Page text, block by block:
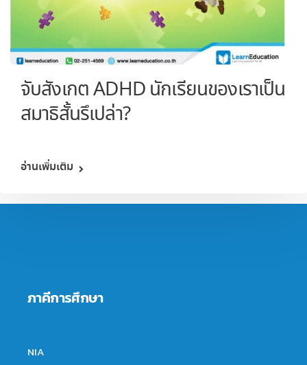
จับสังเกต ADHD นักเรียนของเราเป็น
สมาธิสั้นรึเปล่า?
อ่านเพิ่มเติม
ภาคีการศึกษา
NIA